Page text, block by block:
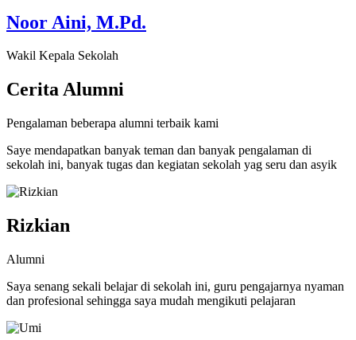
Noor Aini, M.Pd.
Wakil Kepala Sekolah
CeritaAlumni
Pengalaman beberapa alumni terbaik kami
Saye mendapatkan banyak teman dan banyak pengalaman di
sekolah ini, banyak tugas dan kegiatan sekolah yag seru dan asyik
Rizkian
Alumni
Saya senang sekali belajar di sekolah ini, guru pengajarnya nyaman
dan profesional sehingga saya mudah mengikuti pelajaran